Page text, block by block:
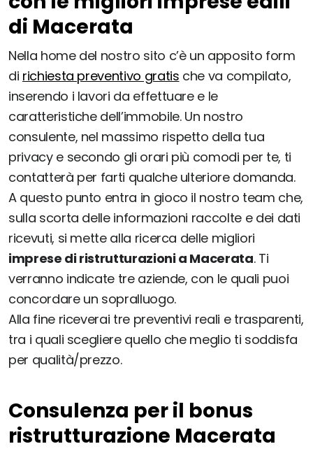
di Macerata
Nella home del nostro sito c’è un apposito form
di richiesta preventivo gratis che va compilato,
inserendo i lavori da effettuare e le
caratteristiche dell’immobile. Un nostro
consulente, nel massimo rispetto della tua
privacy e secondo gli orari più comodi per te, ti
contatterà per farti qualche ulteriore domanda.
A questo punto entra in gioco il nostro team che,
sulla scorta delle informazioni raccolte e dei dati
ricevuti, si mette alla ricerca delle migliori
imprese di ristrutturazioni a Macerata. Ti
verranno indicate tre aziende, con le quali puoi
concordare un sopralluogo.
Alla fine riceverai tre preventivi reali e trasparenti,
tra i quali scegliere quello che meglio ti soddisfa
per qualità/prezzo.
Consulenza per il bonus
ristrutturazione Macerata